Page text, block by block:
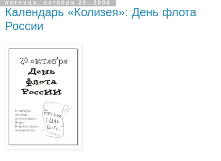
пятница, октября 20, 2006
Календарь «Колизея»: День флота
России